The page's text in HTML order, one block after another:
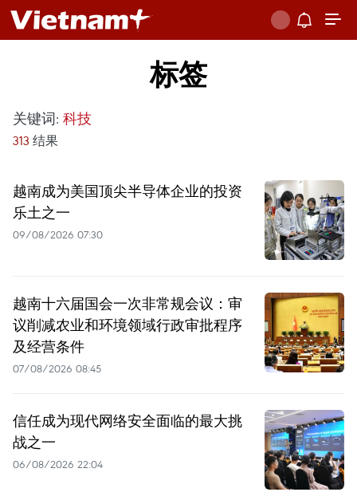
标签
关键词: 科技
313 结果
越南成为美国顶尖半导体企业的投资
乐土之一
09/08/2026 07:30
越南十六届国会一次非常规会议：审
议削减农业和环境领域行政审批程序
及经营条件
07/08/2026 08:45
信任成为现代网络安全面临的最大挑
战之一
06/08/2026 22:04